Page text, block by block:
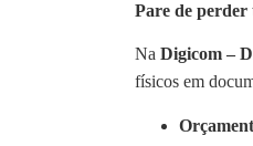
Pare de perder
Na Digicom –
físicos em